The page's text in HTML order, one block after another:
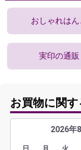
おしゃれはん
実印の通販
お買物に関
2026年